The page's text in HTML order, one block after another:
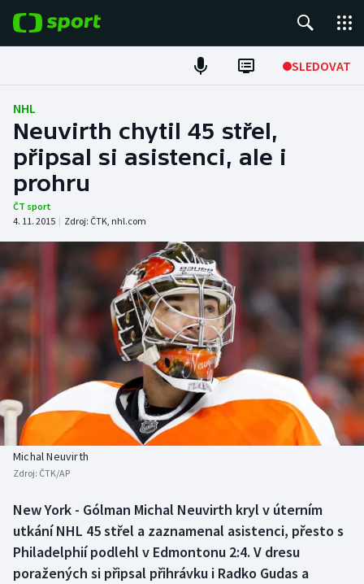
SLEDOVAT
Fotbal
Hokej
Tenis
Atletika
DALŠÍ SPORTY
Americký fotbal
Baseball a softbal
Basketbal
Biatlon
Box
Curling
NEPŘEHLÉDNĚTE
Soutěže
Historické návraty
Aplikace ČT sport
NHL
Neuvirth chytil 45 střel,
připsal si asistenci, ale i
prohru
ČT sport
4. 11. 2015 | Zdroj: ČTK, nhl.com
Michal Neuvirth
Zdroj: ČTK/AP
New York - Gólman Michal Neuvirth kryl v úterním
utkání NHL 45 střel a zaznamenal asistenci, přesto s
Philadelphií podlehl v Edmontonu 2:4. V dresu
poražených si připsal přihrávku i Radko Gudas a